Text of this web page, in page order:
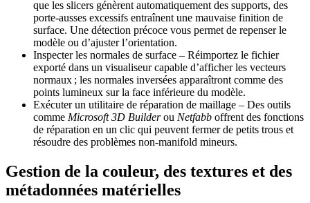
que les slicers génèrent automatiquement des supports, des
porte‑ausses excessifs entraînent une mauvaise finition de
surface. Une détection précoce vous permet de repenser le
modèle ou d’ajuster l’orientation.
Inspecter les normales de surface – Réimportez le fichier
exporté dans un visualiseur capable d’afficher les vecteurs
normaux ; les normales inversées apparaîtront comme des
points lumineux sur la face inférieure du modèle.
Exécuter un utilitaire de réparation de maillage – Des outils
comme Microsoft 3D Builderou Netfabb offrent des fonctions
de réparation en un clic qui peuvent fermer de petits trous et
résoudre des problèmes non‑manifold mineurs.
Gestion de la couleur, des textures et des
métadonnées matérielles